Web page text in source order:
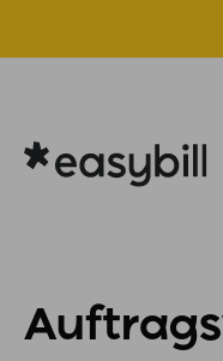
springen